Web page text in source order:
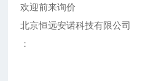
欢迎前来询价
北京恒远安诺科技有限公司
：